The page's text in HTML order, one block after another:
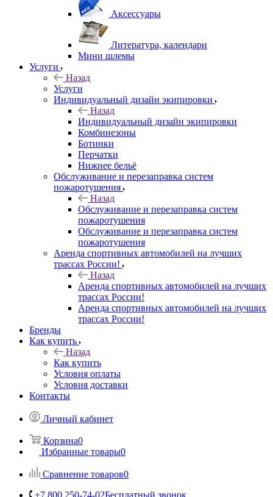
Аксессуары
Литература, календари
Мини шлемы
Услуги
Назад
Услуги
Индивидуальный дизайн экипировки
Назад
Индивидуальный дизайн экипировки
Комбинезоны
Ботинки
Перчатки
Нижнее бельё
Обслуживание и перезаправка систем
пожаротушения
Назад
Обслуживание и перезаправка систем
пожаротушения
Обслуживание и перезаправка систем
пожаротушения
Аренда спортивных автомобилей на лучших
трассах России!
Назад
Аренда спортивных автомобилей на лучших
трассах России!
Аренда спортивных автомобилей на лучших
трассах России!
Бренды
Как купить
Назад
Как купить
Условия оплаты
Условия доставки
Контакты
Личный кабинет
Корзина0
Избранные товары0
Сравнение товаров0
+7 800 250-74-02Бесплатный звонок